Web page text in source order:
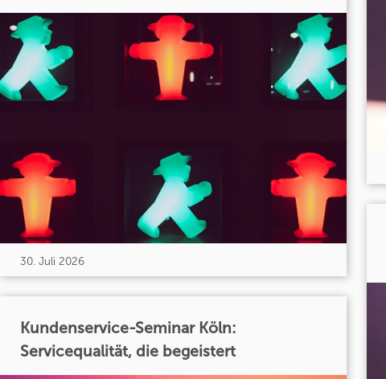
30. Juli 2026
Kundenservice-Seminar Köln:
Servicequalität, die begeistert